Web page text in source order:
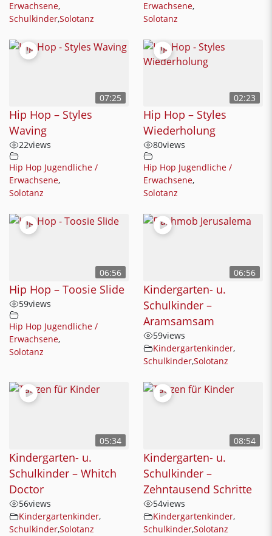
Erwachsene,
Schulkinder,Solotanz
Erwachsene,
Solotanz
07:25
Hip Hop – Styles
Waving
22views
Hip Hop Jugendliche /
Erwachsene,
Solotanz
02:23
Hip Hop – Styles
Wiederholung
80views
Hip Hop Jugendliche /
Erwachsene,
Solotanz
06:56
Hip Hop – Toosie Slide
59views
Hip Hop Jugendliche /
Erwachsene,
Solotanz
06:56
Kindergarten- u.
Schulkinder –
Aramsamsam
59views
Kindergartenkinder,
Schulkinder,Solotanz
05:34
Kindergarten- u.
Schulkinder – Whitch
Doctor
56views
Kindergartenkinder,
Schulkinder,Solotanz
08:54
Kindergarten- u.
Schulkinder –
Zehntausend Schritte
54views
Kindergartenkinder,
Schulkinder,Solotanz